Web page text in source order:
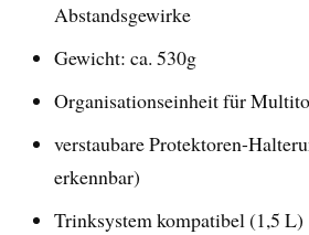
Abstandsgewirke
Gewicht: ca. 530g
Organisationseinheit für
verstaubare Protektoren-
erkennbar)
Trinksystem kompatibel (1,5 L)